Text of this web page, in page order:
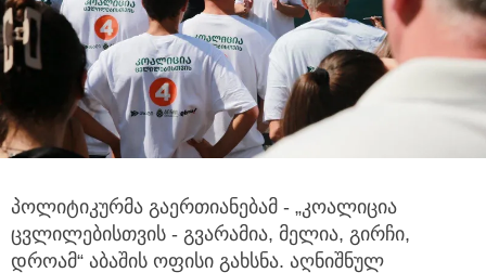
პოლიტიკურმა გაერთიანებამ - „კოალიცია
ცვლილებისთვის - გვარამია, მელია, გირჩი,
დროამ“ აბაშის ოფისი გახსნა. აღნიშნულ